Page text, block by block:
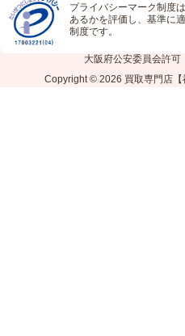
プライバシーマーク制度
あるかを評価し、基準に
制度です。
大阪府公安委員会許
Copyright © 2026 買取専門店【